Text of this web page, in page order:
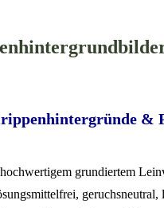
&
hochwertigem grundiertem
geruchsneutral,